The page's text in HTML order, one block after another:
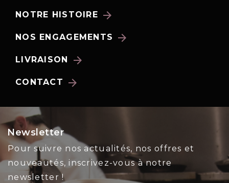
NOTRE HISTOIRE arrow_forward
NOS ENGAGEMENTS arrow_forward
LIVRAISON arrow_forward
CONTACT arrow_forward
Newsletter
Pour suivre nos actualités, nos offres et
nouveautés, inscrivez-vous à notre
newsletter !